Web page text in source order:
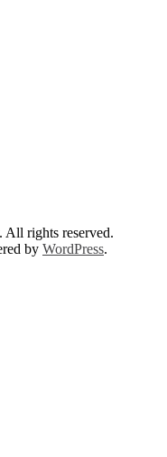
. All rights reserved.
by WordPress.